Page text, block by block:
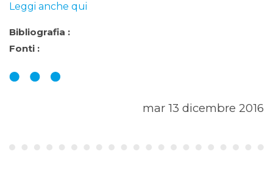
Leggi anche qui
Bibliografia :
Fonti :
mar 13 dicembre 2016